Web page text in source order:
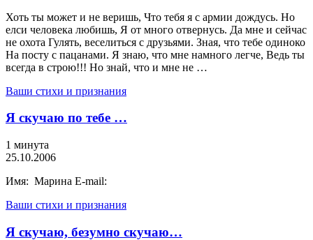
Хоть ты может и не веришь, Что тебя я с армии дождусь. Но
елси человека любишь, Я от много отвернусь. Да мне и сейчас
не охота Гулять, веселиться с друзьями. Зная, что тебе одиноко
На посту с пацанами. Я знаю, что мне намного легче, Ведь ты
всегда в строю!!! Но знай, что и мне не …
Ваши стихи и признания
Я скучаю по тебе …
1 минута
25.10.2006
Имя: Марина E-mail:
Ваши стихи и признания
Я скучаю, безумно скучаю…